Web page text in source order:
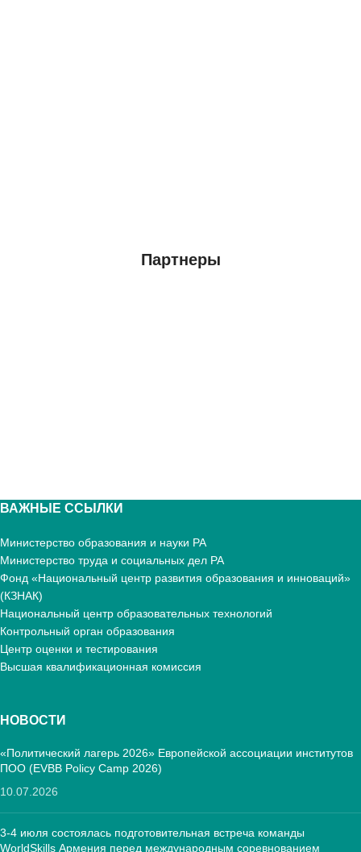
Партнеры
ВАЖНЫЕ ССЫЛКИ
Министерство образования и науки РА
Министерство труда и социальных дел РА
Фонд «Национальный центр развития образования и инноваций»
(КЗНАК)
Национальный центр образовательных технологий
Контрольный орган образования
Центр оценки и тестирования
Высшая квалификационная комиссия
НОВОСТИ
«Политический лагерь 2026» Европейской ассоциации институтов
ПОО (EVBB Policy Camp 2026)
10.07.2026
3-4 июля состоялась подготовительная встреча команды
WorldSkills Армения перед международным соревнованием